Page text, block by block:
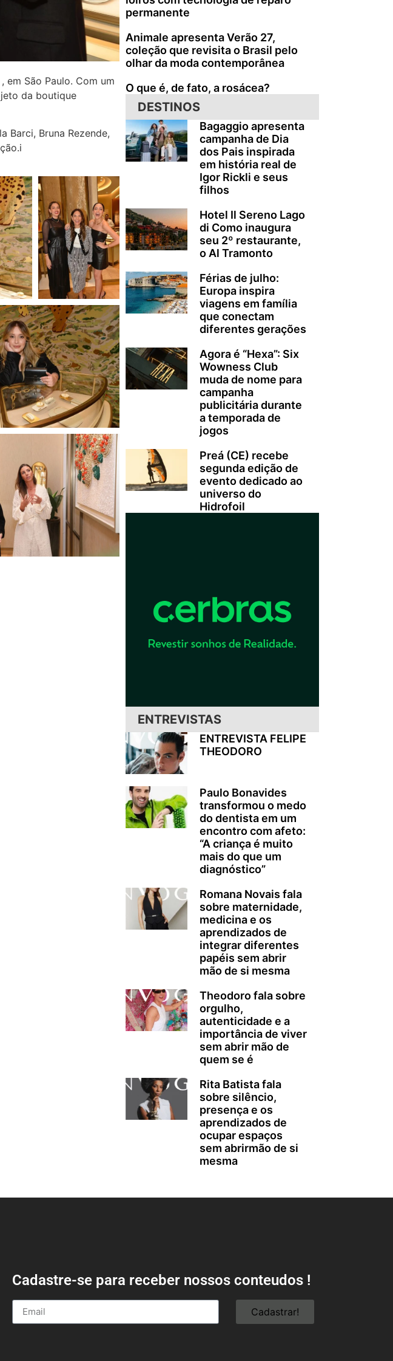
em São Paulo. Com um
da boutique
Barci, Bruna Rezende,
permanente
Animale apresenta Verão 27,
coleção que revisita o Brasil pelo
olhar da moda contemporânea
O que é, de fato, a rosácea?
DESTINOS
Bagaggio apresenta
campanha de Dia
dos Pais inspirada
em história real de
Igor Rickli e seus
filhos
Hotel Il Sereno Lago
di Como inaugura
seu 2º restaurante,
o Al Tramonto
Férias de julho:
Europa inspira
viagens em família
que conectam
diferentes gerações
Agora é “Hexa”: Six
Wowness Club
muda de nome para
campanha
publicitária durante
a temporada de
jogos
Preá (CE) recebe
segunda edição de
evento dedicado ao
universo do
Hidrofoil
ENTREVISTAS
ENTREVISTA FELIPE
THEODORO
Paulo Bonavides
transformou o medo
do dentista em um
encontro com afeto:
“A criança é muito
mais do que um
diagnóstico”
Romana Novais fala
sobre maternidade,
medicina e os
aprendizados de
integrar diferentes
papéis sem abrir
mão de si mesma
Theodoro fala sobre
orgulho,
autenticidade e a
importância de viver
sem abrir mão de
quem se é
Rita Batista fala
sobre silêncio,
presença e os
aprendizados de
ocupar espaços
sem abrirmão de si
mesma
Cadastre-se para receber nossos conteudos !
Cadastrar!